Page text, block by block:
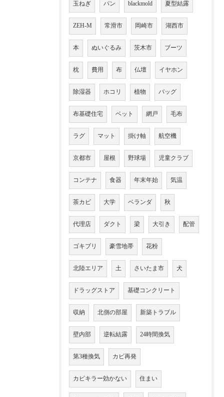
玉ねぎ パン blackmold 夏型結露
ZEH-M 常滑市 岡崎市 湖西市
本 ぬいぐるみ 茨木市 ブーツ
枕 費用 布 仏壇 イヤホン
除湿器 ホコリ 植物 バッグ
布基礎住宅 ベット 網戸 毛布
ラグ マット 掛け軸 航空機
京都市 屋根 野球場 児童クラブ
コンテナ 食器 年末年始 気温
茶カビ 大学 ベランダ 秋
代理店 ダクト 梁 大引き 配管
ゴキブリ 豪雪地帯 花粉
北陸エリア 土 さいたま市 犬
ドラッグストア 基礎コンクリート
収納 北側の部屋 新築トラブル
壁内部 逆転結露 24時間換気
第3種換気 カビ再発
カビキラー効かない 住まい